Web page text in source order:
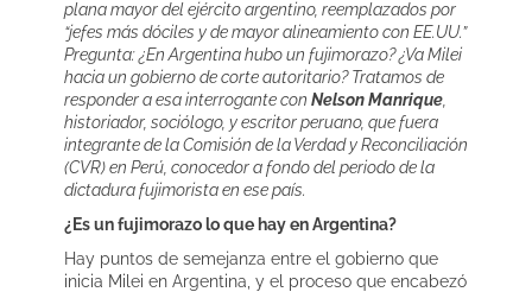
plana mayor del ejército argentino, reemplazados por
“jefes más dóciles y de mayor alineamiento con EE.UU.”
Pregunta: ¿En Argentina hubo un fujimorazo? ¿Va Milei
hacia un gobierno de corte autoritario? Tratamos de
responder a esa interrogante con Nelson Manrique
historiador, sociólogo, y escritor peruano, que fuera
integrante de la Comisión de la Verdad y Reconciliación
(CVR) en Perú, conocedor a fondo del periodo de la
dictadura fujimorista en ese país.
¿Es un fujimorazo lo que hay en Argentina?
Hay puntos de semejanza entre el gobierno que
inicia Milei en Argentina, y el proceso que encabezó